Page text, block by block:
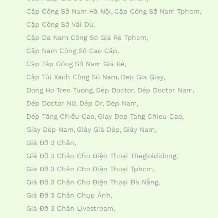
Cặp Công Sở Nam Hà Nội Cặp Công Sở Nam Tphcm
Cặp Công Sở Vải Dù
Cặp Da Nam Công Sở Giá Rẻ Tphcm
Cặp Nam Công Sở Cao Cấp
Cặp Táp Công Sở Nam Giá Rẻ
Cặp Túi Xách Công Sở Nam Dep Gia Giay
Dong Ho Treo Tuong Dép Doctor Dép Doctor Nam
Dép Doctor Nữ Dép Dr Dép Nam
Dép Tăng Chiều Cao Giay Dep Tang Chieu Cao
Giày Dép Nam Giày Giả Dép Giày Nam
Giá Đỡ 3 Chân
Giá Đỡ 3 Chân Cho Điện Thoại Thegioididong
Giá Đỡ 3 Chân Cho Điện Thoại Tphcm
Giá Đỡ 3 Chân Cho Điện Thoại Đà Nẵng
Giá Đỡ 3 Chân Chụp Ảnh
Giá Đỡ 3 Chân Livestream